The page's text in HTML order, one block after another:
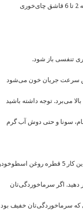
تنفسی باز شود.
سرعت جریان خون می‌شود
می‌برد. توجه داشته باشید
سونا و حتی دوش آب گرم
که سرماخوردگی‌تان خفیف بود